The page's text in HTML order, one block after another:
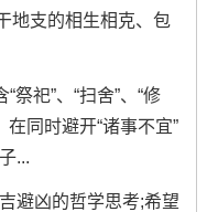
地支的相生相克、包
祭祀”、“扫舍”、“修
在同时避开“诸事不宜”
...
避凶的哲学思考;希望